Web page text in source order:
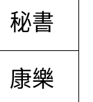
秘書
康樂